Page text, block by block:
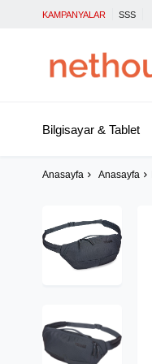
KAMPANYALAR SSS
Bilgisayar & Tablet
Anasayfa Anasayfa